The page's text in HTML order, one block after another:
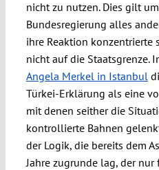
nicht zu nutzen. Dies gilt
Bundesregierung alles
ihre Reaktion konzentrierte
nicht auf die Staatsgrenze.
Angela Merkel in Istanbul
Türkei-Erklärung als eine
mit denen seither die
kontrollierte Bahnen
der Logik, die bereits dem
Jahre zugrunde lag, der